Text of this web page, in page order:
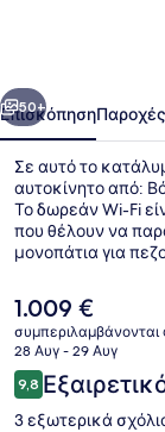
Επόμενο
50+
ΕπισκόπησηΠαροχές
Σε αυτό το
αυτοκίνητο από:
Το δωρεάν Wi-Fi
που θέλουν να
μονοπάτια για
Η
τρέχουσα
τιμή
είναι
1.009 €
1.009 €
συμπεριλαμβάνονται
28 Αυγ - 29 Αυγ
Σχόλια
9,89,8 στα 10
3 εξωτερικά